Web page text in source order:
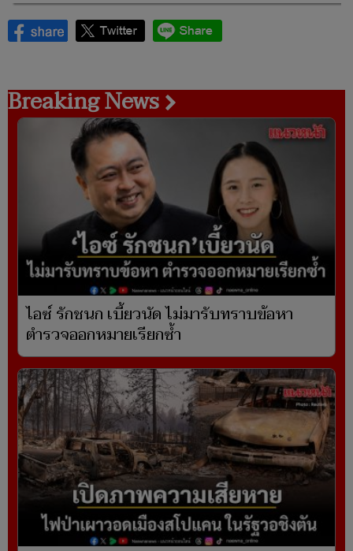
Breaking News
ไอซ์ รักชนก เบี้ยวนัด ไม่มารับทราบข้อหา
ตำรวจออกหมายเรียกซ้ำ